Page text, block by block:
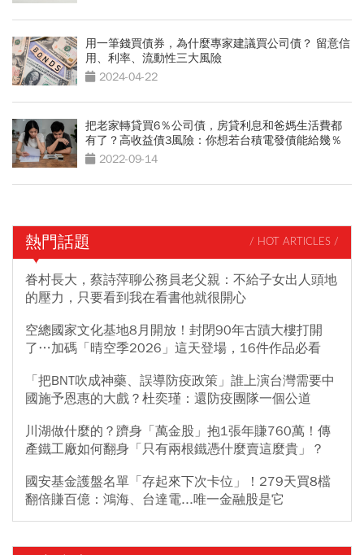
用一筆錢買債券，為什麼專家建議買公司債？ 留意信
用、利率、流動性三大風險
2024-04-22
把老家轉貸買6％公司債，房貸利息和爸媽生活費都
有了？高收益債3風險：你想若台積電發債能給幾％
2022-09-14
熱門話題 / HOT ARTICLES /
眷村長大，蔡詩萍聊公務員老父親：不給子女出人頭地
的壓力，只要看到我在看書他就很開心
空總國家文化基地8月開放！封閉90年古蹟大樓打開
了…加碼「晴空季2026」這天登場，16件作品必看
「把BNT吹成神藥、誤導防疫政策」誰上演台灣需要中
國施予恩惠的大戲？杜奕瑾：還防疫團隊一個公道
川湖做什麼的？躋身「萬金股」抱1張年賺760萬！傳
產鐵工廠如何翻身「只有兩根鐵憑什麼賣這麼貴」？
國安基金護盤名單「存起來下次卡位」！279天買8檔
翻倍賺百億：鴻海、台達電...唯一金融股是它